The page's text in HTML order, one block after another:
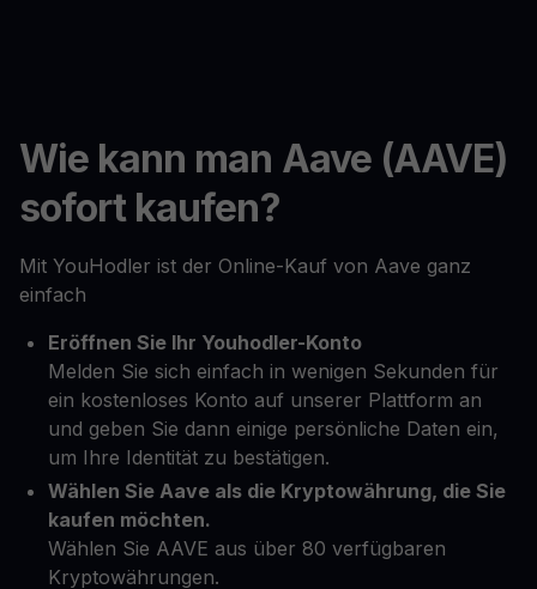
Wie kann man Aave (AAVE)
sofort kaufen?
Mit YouHodler ist der Online-Kauf von Aave ganz
einfach
Eröffnen Sie Ihr Youhodler-Konto
Melden Sie sich einfach in wenigen Sekunden für
ein kostenloses Konto auf unserer Plattform an
und geben Sie dann einige persönliche Daten ein,
um Ihre Identität zu bestätigen.
Wählen Sie Aave als die Kryptowährung, die Sie
kaufen möchten.
Wählen Sie AAVE aus über 80 verfügbaren
Kryptowährungen.